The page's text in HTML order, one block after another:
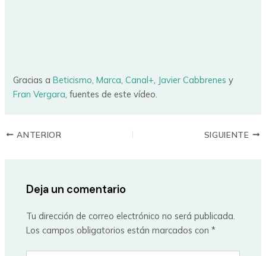
Gracias aBeticismo ,Marca ,Canal+ Javier Cabbrenes y
Fran Vergara , fuentes de este vídeo.
ANTERIOR SIGUIENTE
Deja un comentario
Tu dirección de correo electrónico no será publicada.
Los campos obligatorios están marcados con*